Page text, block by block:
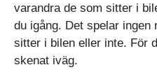
varandra de som sitter i
du igång. Det spelar ingen
sitter i bilen eller inte. För
skenat iväg.